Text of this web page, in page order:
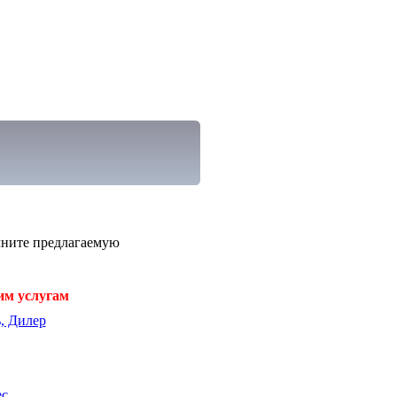
предлагаемую
услугам
Дилер